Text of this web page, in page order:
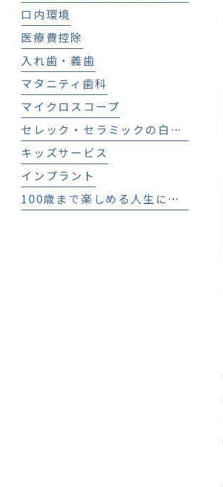
口内環境
医療費控除
入れ歯・義歯
マタニティ歯科
マイクロスコープ
セレック・セラミックの白い歯
キッズサービス
インプラント
100歳まで楽しめる人生にする歯科医療